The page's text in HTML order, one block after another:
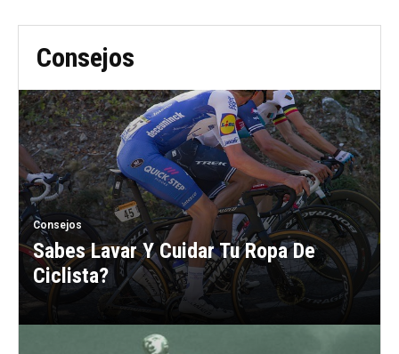
Consejos
Consejos
Sabes Lavar Y Cuidar Tu Ropa De
Ciclista?